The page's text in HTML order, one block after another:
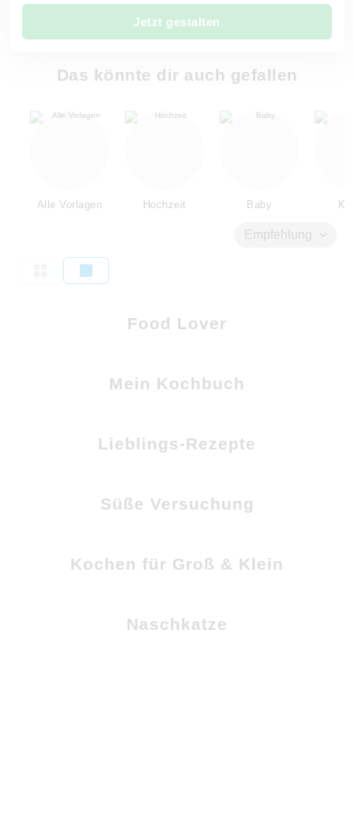
Jetzt gestalten
Das könnte dir auch gefallen
Alle Vorlagen Hochzeit Baby
Empfehlung
Food Lover
Mein Kochbuch
Lieblings-Rezepte
Süße Versuchung
Kochen für Groß & Klein
Naschkatze